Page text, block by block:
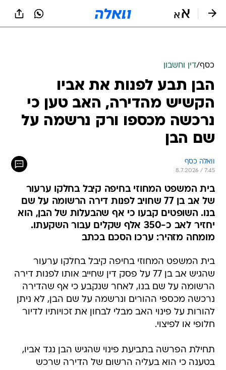
כסף/דין וחשבון
הבן תבע לפנות את אביו
הקשיש מהדירה, האב טען כי
נרכשה מכספו ורק נרשמה על
שם הבן
וואלה כסף
8.7.2026 / 7:45
בית המשפט המחוזי בחיפה קיבל בחלקו ערעור
של אב בן 77 שחויב לפנות דירה הרשומה על שם
בנו. השופטים קבעו כי אף שהבעלות של הבן, הוא
יחזיר לאב כ-350 אלף שקלים עבור השקעתו.
מומחה מזהיר: ערכו הסכם בכתב
בית המשפט המחוזי בחיפה קיבל בחלקו ערעור
שהגיש אב בן 77 על פסק דין שחייב אותו לפנות דירה
הרשומה על שם בנו, לאחר שנקבע כי אף שהדירה
נרכשה מכספי ההורים ונרשמה על שם הבן, לא ניתן
להורות על פינוי האב מבלי לבחון את זכויותיו לדיור
חלופי או לפיצוי.
תחילת הפרשה בתביעת פינוי שהגיש הבן נגד אביו,
בטענה כי הוא בעליה הרשום של הדירה שרכש